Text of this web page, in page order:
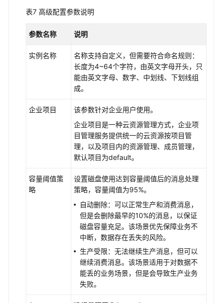
表7 高级配置参数说明
参数名称 说明
实例名称
名称支持自定义，但需要符合命名规则：
长度为4~64个字符，由英文字母开头，只
能由英文字母、数字、中划线、下划线组
成。
企业项目
该参数针对企业用户使用。
企业项目是一种云资源管理方式，企业项
目管理服务提供统一的云资源按项目管
理，以及项目内的资源管理、成员管理，
默认项目为default。
容量阈值策
略
设置磁盘使用达到容量阈值后的消息处理
策略，容量阈值为95%。
自动删除：可以正常生产和消费消息，
但是会删除最早的10%的消息，以保证
磁盘容量充足。该场景优先保障业务不
中断，数据存在丢失的风险。
生产受限：无法继续生产消息，但可以
继续消费消息。该场景适用于对数据不
能丢的业务场景，但是会导致生产业务
失败。